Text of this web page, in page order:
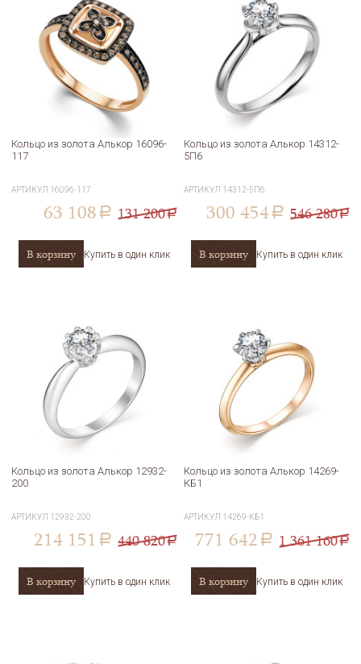
Кольцо из золота Алькор 16096-
117
АРТИКУЛ 16096-117
63 108 a 131 200a
В корзину Купить в один клик
Кольцо из золота Алькор 14312-
5П6
АРТИКУЛ 14312-5П6
300 454 a 546 280a
В корзину Купить в один клик
Кольцо из золота Алькор 12932-
200
АРТИКУЛ 12932-200
214 151 a 440 820a
В корзину Купить в один клик
Кольцо из золота Алькор 14269-
КБ1
АРТИКУЛ 14269-КБ1
771 642 a 1 361 160a
В корзину Купить в один клик